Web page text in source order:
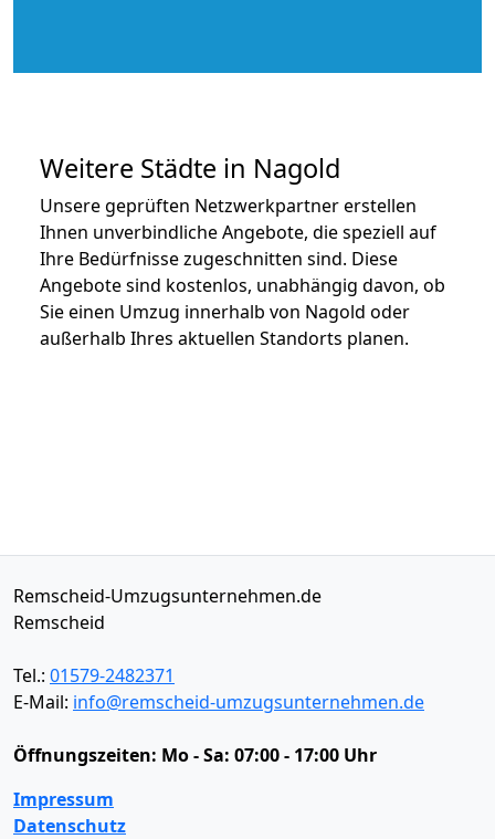
Weitere Städte in Nagold
Unsere geprüften Netzwerkpartner erstellen
Ihnen unverbindliche Angebote, die speziell auf
Ihre Bedürfnisse zugeschnitten sind. Diese
Angebote sind kostenlos, unabhängig davon, ob
Sie einen Umzug innerhalb von Nagold oder
außerhalb Ihres aktuellen Standorts planen.
Remscheid-Umzugsunternehmen.de
Remscheid
Tel.: 01579-2482371
E-Mail: info@remscheid-umzugsunternehmen.de
Öffnungszeiten: Mo - Sa: 07:00 - 17:00 Uhr
Impressum
Datenschutz